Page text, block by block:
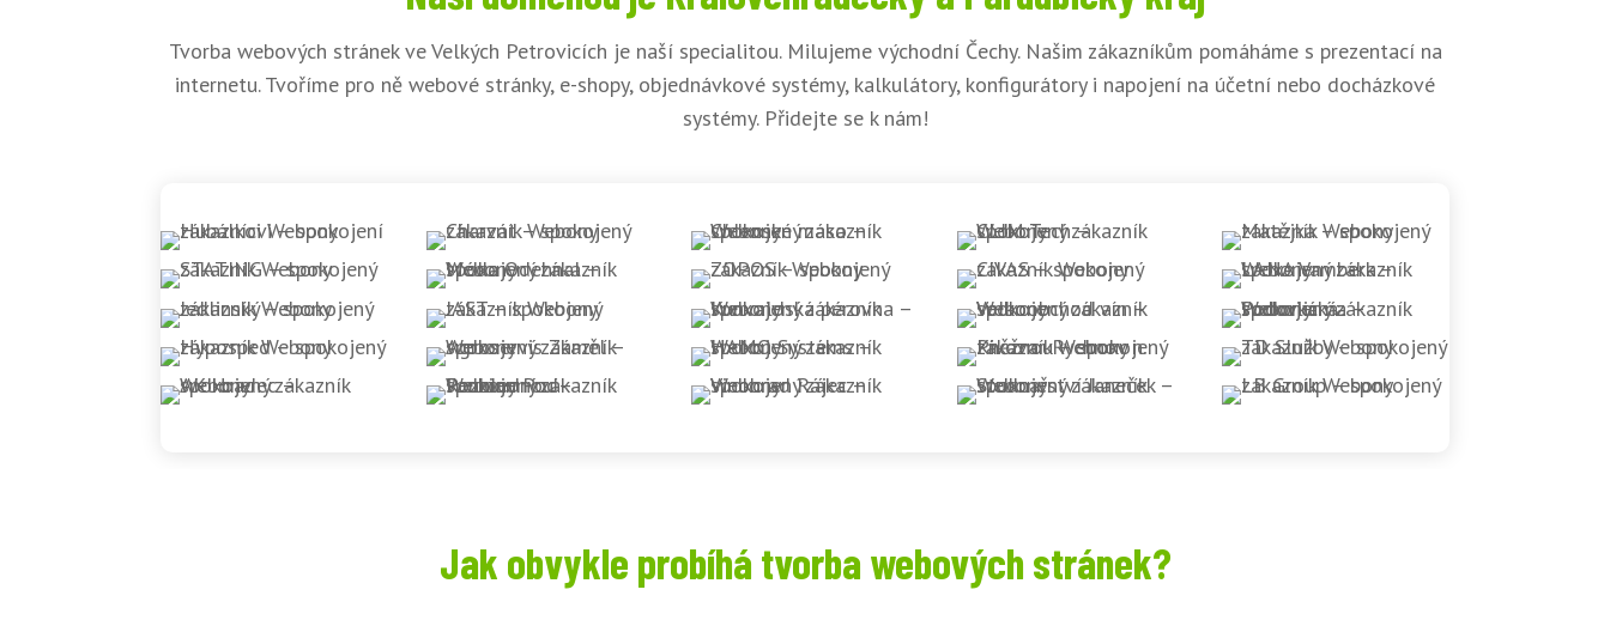
Tvorba webových stránek ve Velkých Petrovicích je naší specialitou. Milujeme východní Čechy. Našim zákazníkům pomáháme s prezentací na
internetu. Tvoříme pro ně webové stránky, e-shopy, objednávkové systémy, kalkulátory, konfigurátory i napojení na účetní nebo docházkové
systémy. Přidejte se k nám!
Jak obvykle probíhá tvorba webových stránek?